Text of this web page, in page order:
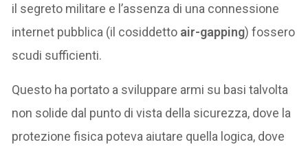
il segreto militare e l’assenza di una connessione
internet pubblica (il cosiddetto air-gapping) fossero
scudi sufficienti.
Questo ha portato a sviluppare armi su basi talvolta
non solide dal punto di vista della sicurezza, dove la
protezione fisica poteva aiutare quella logica, dove